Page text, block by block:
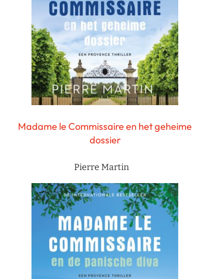
Madame le Commissaire en het geheime
dossier
Pierre Martin